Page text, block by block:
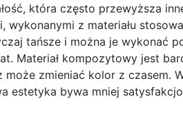
która często przewyższa
z materiału
tańsze i można je wykonać
Materiał kompozytowy jest
zmieniać kolor z czasem.
estetyka bywa mniej